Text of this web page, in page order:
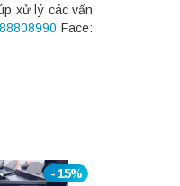
xử lý các vấn
Face:
- 15%